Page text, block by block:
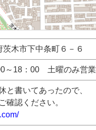
木市下中条町６－６
～18：00 土曜のみ営業
と書いてあったので、
確認ください。